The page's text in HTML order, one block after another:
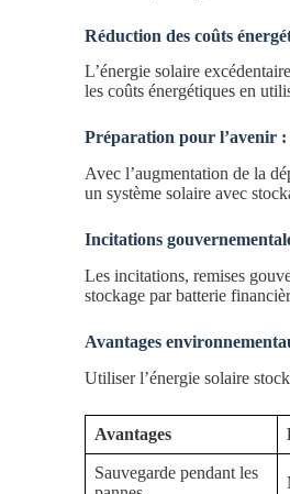
Réduction des coûts
L’énergie solaire
les coûts énergétiques en
Préparation pour l’avenir :
Avec l’augmentation de la
un système solaire avec
Incitations
Les incitations, remises
stockage par batterie
Avantages
Utiliser l’énergie solaire
Avantages
Sauvegarde pendant les